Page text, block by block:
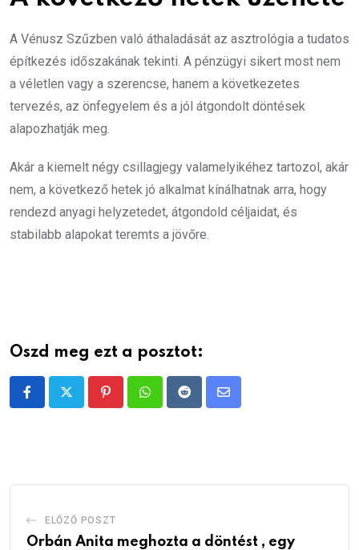
A Vénusz Szűzben való áthaladását az asztrológia a tudatos
építkezés időszakának tekinti. A pénzügyi sikert most nem
a véletlen vagy a szerencse, hanem a következetes
tervezés, az önfegyelem és a jól átgondolt döntések
alapozhatják meg.
Akár a kiemelt négy csillagjegy valamelyikéhez tartozol, akár
nem, a következő hetek jó alkalmat kínálhatnak arra, hogy
rendezd anyagi helyzetedet, átgondold céljaidat, és
stabilabb alapokat teremts a jövőre.
Oszd meg ezt a posztot:
PinterestWhatsappRedditShare
ELŐZŐ POSZT
Orbán Anita meghozta a döntést , egy